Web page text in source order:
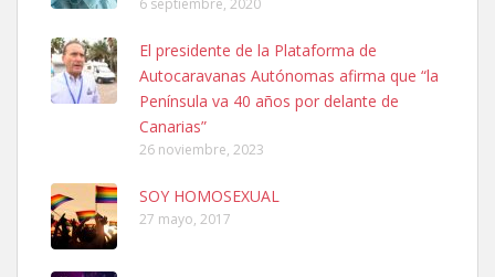
SHIBA PERDIDO AVDA JOSE MESA Y LOPEZ
PERRO MACHO RAZA SHIBA CON MICROCHIP PERDIDO HOY
06/07/2025 ZONA MESA Y LOPEZ. ES MUY ASUSTADIZO
Leales.org » Gran Canaria
6 septiembre, 2020
El presidente de la Plataforma de
Autocaravanas Autónomas afirma que “la
Península va 40 años por delante de
Canarias”
26 noviembre, 2023
SOY HOMOSEXUAL
27 mayo, 2017